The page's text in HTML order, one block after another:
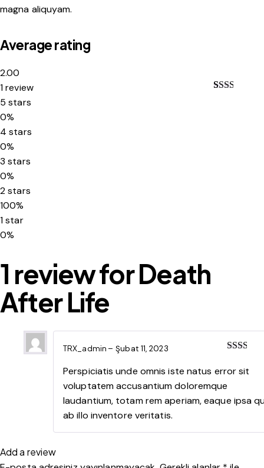
magna aliquyam.
Average rating
2.00
1 review
5 stars
0%
4 stars
0%
3 stars
0%
2 stars
100%
1 star
0%
1 review forDeath
After Life
d2
of 5
TRX_admin – Şubat 11, 2023
Perspiciatis unde omnis iste natus error sit
voluptatem accusantium doloremque
laudantium, totam rem aperiam, eaque ipsa
ab illo inventore veritatis.
Add a review